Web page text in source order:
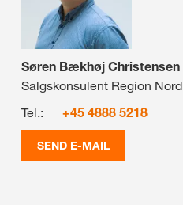
Søren Bækhøj Christensen
Salgskonsulent Region Nord
Tel.:
+45 4888 5218
SEND E-MAIL